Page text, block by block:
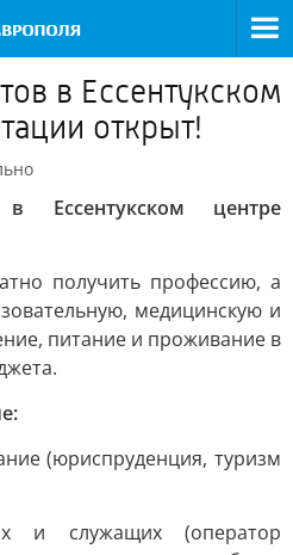
в Ессентукском
открыт!
Ессентукском центре
получить профессию, а
медицинскую и
питание и проживание в
(юриспруденция, туризм
и служащих (оператор